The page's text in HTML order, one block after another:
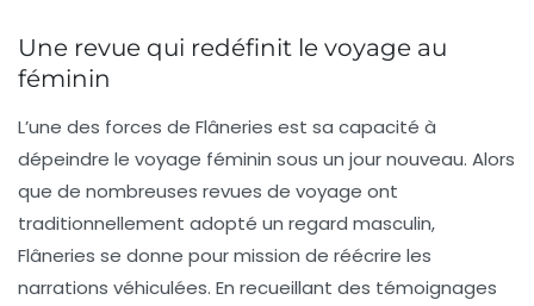
Une revue qui redéfinit le voyage au
féminin
L’une des forces de Flâneries est sa capacité à
dépeindre le voyage féminin sous un jour nouveau. Alors
que de nombreuses revues de voyage ont
traditionnellement adopté un regard masculin,
Flâneries se donne pour mission de réécrire les
narrations véhiculées. En recueillant des témoignages